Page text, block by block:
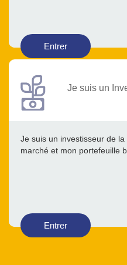
Entrer
Je suis un
Je suis un investisseur de
marché et mon portefeuille
Entrer